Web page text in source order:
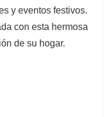
fácil manejo y
crear
con facilidad.
y eventos festivos.
con esta hermosa
de su hogar.